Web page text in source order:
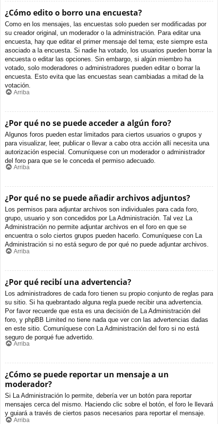
¿Cómo edito o borro una encuesta?
Como en los mensajes, las encuestas solo pueden ser modificadas por
su creador original, un moderador o la administración. Para editar una
encuesta, hay que editar el primer mensaje del tema; este siempre esta
asociado a la encuesta. Si nadie ha votado, los usuarios pueden borrar la
encuesta o editar las opciones. Sin embargo, si algún miembro ha
votado, solo moderadores o administradores pueden editar o borrar la
encuesta. Esto evita que las encuestas sean cambiadas a mitad de la
votación.
Arriba
¿Por qué no se puede acceder a algún foro?
Algunos foros pueden estar limitados para ciertos usuarios o grupos y
para visualizar, leer, publicar o llevar a cabo otra acción allí necesita una
autorización especial. Comuníquese con un moderador o administrador
del foro para que se le conceda el permiso adecuado.
Arriba
¿Por qué no se puede añadir archivos adjuntos?
Los permisos para adjuntar archivos son individuales para cada foro,
grupo, usuario y son concedidos por La Administración. Tal vez La
Administración no permite adjuntar archivos en el foro en que se
encuentra o solo ciertos grupos pueden hacerlo. Comuníquese con La
Administración si no está seguro de por qué no puede adjuntar archivos.
Arriba
¿Por qué recibí una advertencia?
Los administradores de cada foro tienen su propio conjunto de reglas para
su sitio. Si ha quebrantado alguna regla puede recibir una advertencia.
Por favor recuerde que esta es una decisión de La Administración del
foro, y phpBB Limited no tiene nada que ver con las advertencias dadas
en este sitio. Comuníquese con La Administración del foro si no está
seguro de porqué fue advertido.
Arriba
¿Cómo se puede reportar un mensaje a un
moderador?
Si La Administración lo permite, debería ver un botón para reportar
mensajes cerca del mismo. Haciendo clic sobre el botón, el foro le llevará
y guiará a través de ciertos pasos necesarios para reportar el mensaje.
Arriba